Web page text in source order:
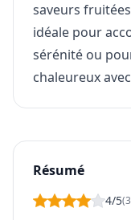
saveurs
idéale pour
sérénité ou
chaleureux
Résumé
4/5